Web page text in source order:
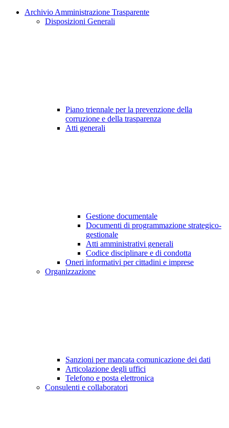
Archivio Amministrazione Trasparente
Disposizioni Generali
Piano triennale per la prevenzione della
corruzione e della trasparenza
Atti generali
Gestione documentale
Documenti di programmazione strategico-
gestionale
Atti amministrativi generali
Codice disciplinare e di condotta
Oneri informativi per cittadini e imprese
Organizzazione
Sanzioni per mancata comunicazione dei dati
Articolazione degli uffici
Telefono e posta elettronica
Consulenti e collaboratori